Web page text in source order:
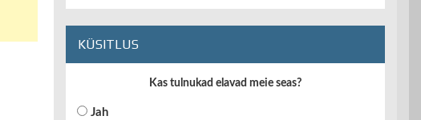
KÜSITLUS
Kas tulnukad elavad meie seas?
Jah